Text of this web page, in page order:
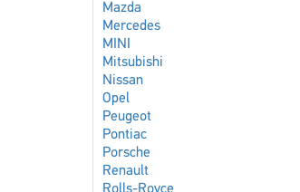
Mazda
Mercedes
MINI
Mitsubishi
Nissan
Opel
Peugeot
Pontiac
Porsche
Renault